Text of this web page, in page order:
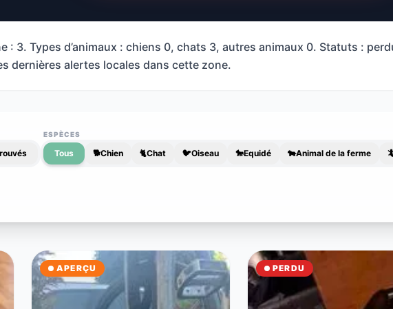
: 3. Types d’animaux : chiens 0, chats 3, autres animaux 0. Statuts :
dernières alertes locales dans cette zone.
ESPÈCES
Tous 🐕Chien 🐈Chat 🐦Oiseau 🐎Equidé 🐄Animal de la ferme
APERÇU PERDU